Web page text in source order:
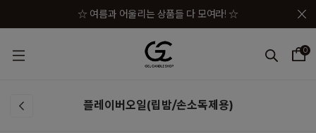
☆ 여름과 어울리는 상품들 다 모여라! ☆
☆★ 젤캔들샵 세일 상품이 한자리에! ☆★
☆★☆ 젤캔들샵 혜택 모음 바로가기 ☆★☆
☆★☆★ 구매금액별 사은품이 펑펑! ☆★☆★
0
플레이버오일(립밤/손소독제용)